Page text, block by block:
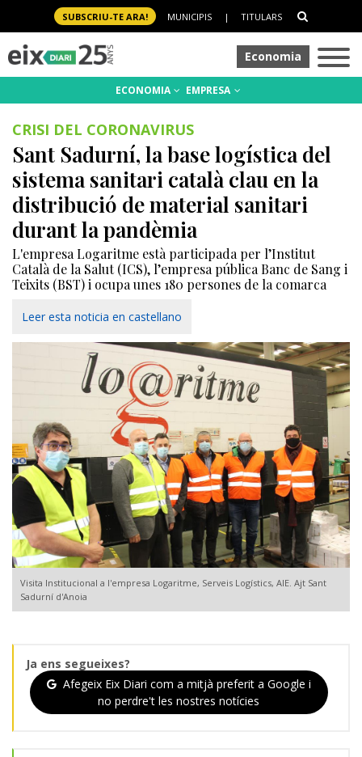
SUBSCRIU-TE ARA! MUNICIPIS | TITULARS
Economia
ECONOMIA EMPRESA
CRISI DEL CORONAVIRUS
Sant Sadurní, la base logística del
sistema sanitari català clau en la
distribució de material sanitari
durant la pandèmia
L'empresa Logaritme està participada per l’Institut
Català de la Salut (ICS), l’empresa pública Banc de Sang i
Teixits (BST) i ocupa unes 180 persones de la comarca
Leer esta noticia en castellano
Visita Institucional a l'empresa Logaritme, Serveis Logístics, AIE. Ajt Sant
Sadurní d'Anoia
Ja ens segueixes?
Afegeix Eix Diari com a mitjà preferit a Google i
no perdre't les nostres notícies